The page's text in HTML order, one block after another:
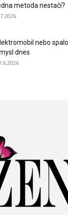
metoda nestačí?
nebo
dnes